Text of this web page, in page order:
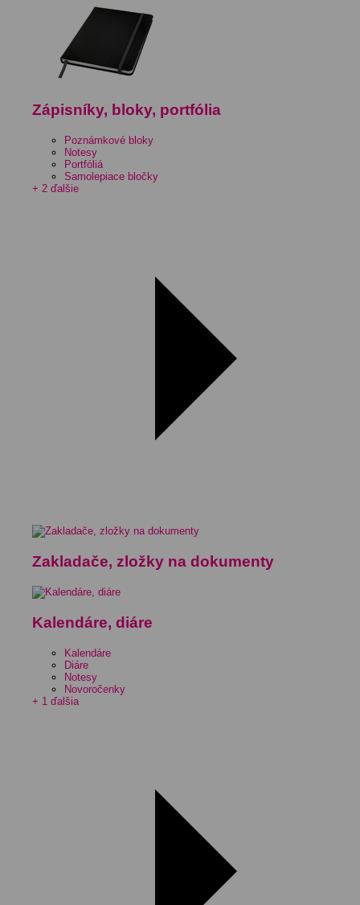
Zápisníky, bloky, portfólia
Poznámkové bloky
Notesy
Portfóliá
Samolepiace bločky
+ 2 ďalšie
Zakladače, zložky na dokumenty
Kalendáre, diáre
Kalendáre
Diáre
Notesy
Novoročenky
+ 1 ďalšia